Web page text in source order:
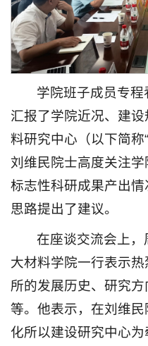
学院班子成员专
汇报了学院近况、建
料研究中心（以下简称
刘维民院士高度关注
标志性科研成果产出
思路提出了建议。
在座谈交流会上
大材料学院一行表示
所的发展历史、研究
等。他表示，在刘维
化所以建设研究中心